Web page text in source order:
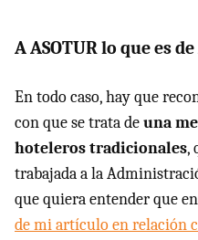
A ASOTUR lo que es de
En todo caso, hay que
con que se trata deuna
hoteleros tradicionales,
trabajada a la
que quiera entender que
de mi artículo en relación